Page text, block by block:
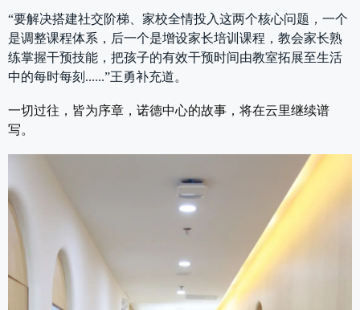
“要解决搭建社交阶梯、家校全情投入这两个核心问题，一个
是调整课程体系，后一个是增设家长培训课程，教会家长熟
练掌握干预技能，把孩子的有效干预时间由教室拓展至生活
中的每时每刻......”王勇补充道。
一切过往，皆为序章，诺德中心的故事，将在云里继续谱
写。